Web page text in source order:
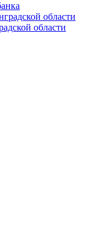
области